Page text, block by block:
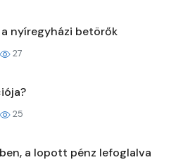
a nyíregyházi betörők
27
25
a lopott pénz lefoglalva